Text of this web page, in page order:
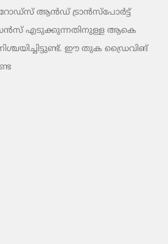
റോഡ്‌സ് ആൻഡ് ട്രാൻസ്‌പോർട്ട്
എടുക്കുന്നതിനുള്ള ആകെ
ഈ തുക ഡ്രൈവിങ്